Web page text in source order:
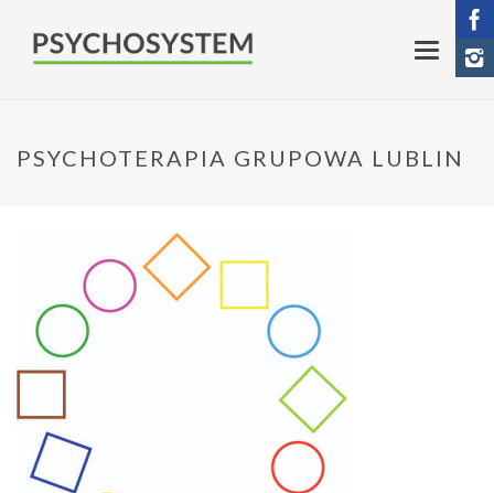
PSYCHOTERAPIA GRUPOWA LUBLIN